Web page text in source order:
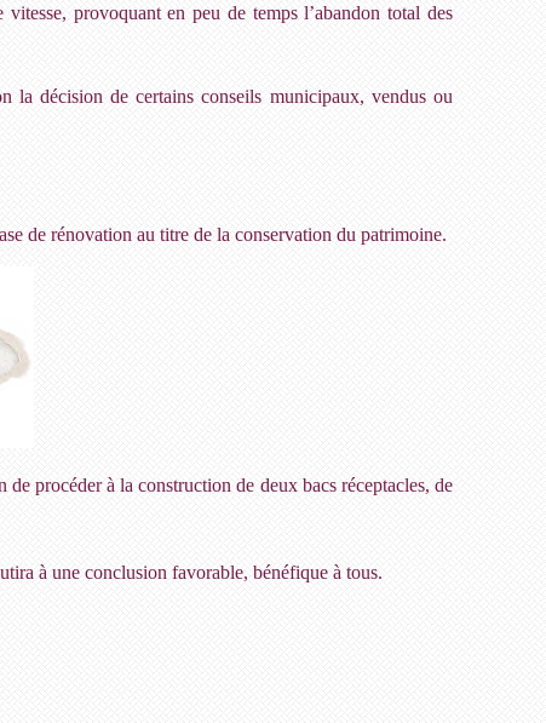
provoquant en peu de temps l’abandon total des
la décision de certains conseils municipaux, vendus ou
de rénovation au titre de la conservation du patrimoine.
procéder à la construction de deux bacs réceptacles, de
à une conclusion favorable, bénéfique à tous.